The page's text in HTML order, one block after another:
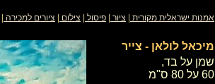
אמנות ישראלית מקורית ציור פיסול צילום ציורים למכירה
מיכאל לולאן - צייר
​​​שמן על בד,
​60 על 80 ס"מ